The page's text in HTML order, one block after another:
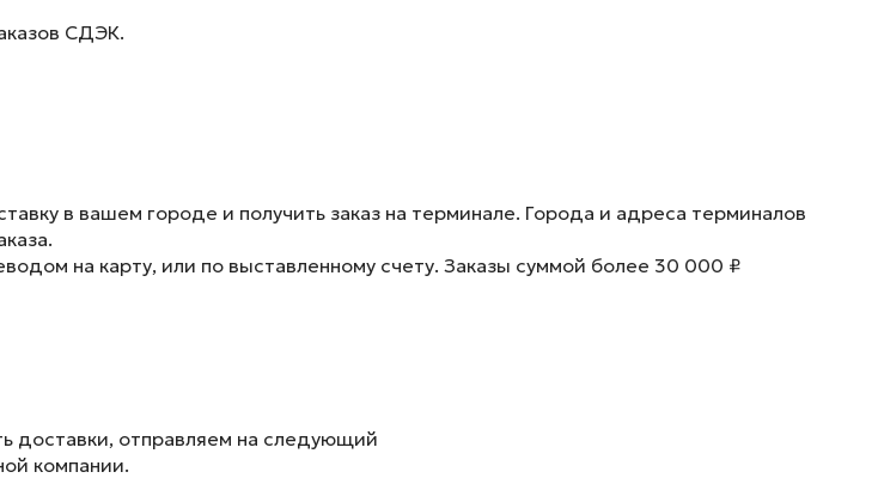
СДЭК.
в вашем городе и получить заказ на терминале. Города и адреса терминалов
на карту, или по выставленному счету. Заказы суммой более 30 000 ₽
доставки, отправляем на следующий
компании.